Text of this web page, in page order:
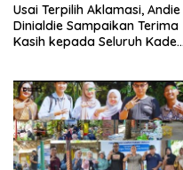
Usai Terpilih Aklamasi, Andie
Dinialdie Sampaikan Terima
Kasih kepada Seluruh Kader